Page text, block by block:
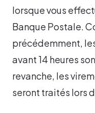
lorsque vous
Banque Postale.
précédemment,
avant 14 heures
revanche, les
seront traités lors